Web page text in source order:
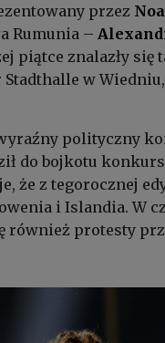
przez
Rumunia –
piątce znalazły się
Stadthalle w
polityczny
do bojkotu
że z tegorocznej
i Islandia. W
również protesty